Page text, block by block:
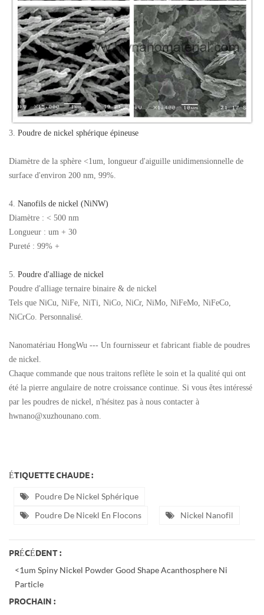
3. Poudre de nickel sphérique épineuse
Diamètre de la sphère <1um, longueur d'aiguille unidimensionnelle de
surface d'environ 200 nm, 99%.
4. Nanofils de nickel (NiNW)
Diamètre : < 500 nm
Longueur : um + 30
Pureté : 99% +
5. Poudre d'alliage de nickel
Poudre d'alliage ternaire binaire & de nickel
Tels que NiCu, NiFe, NiTi, NiCo, NiCr, NiMo, NiFeMo, NiFeCo,
NiCrCo. Personnalisé.
Nanomatériau HongWu --- Un fournisseur et fabricant fiable de poudres
de nickel.
Chaque commande que nous traitons reflète le soin et la qualité qui ont
été la pierre angulaire de notre croissance continue. Si vous êtes intéressé
par les poudres de nickel, n'hésitez pas à nous contacter à
hwnano@xuzhounano.com.
ÉTIQUETTE CHAUDE :
Poudre De Nickel Sphérique
Poudre De Nicekl En Flocons
Nickel Nanofil
PRÉCÉDENT :
<1um Spiny Nickel Powder Good Shape Acanthosphere Ni
Particle
PROCHAIN :